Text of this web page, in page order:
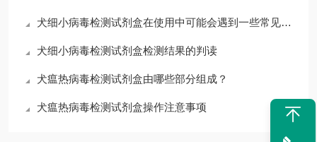
犬细小病毒检测试剂盒在使用中可能会遇到一些常见问题
犬细小病毒检测试剂盒检测结果的判读
犬瘟热病毒检测试剂盒由哪些部分组成？
犬瘟热病毒检测试剂盒操作注意事项